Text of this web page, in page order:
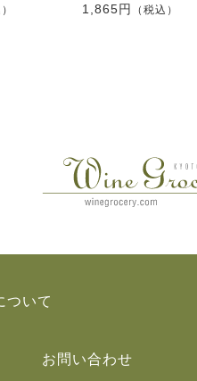
1,865円 （税込）
ついて
お問い合わせ